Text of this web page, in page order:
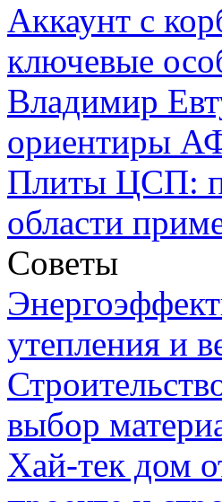
Аккаунт с
ключевые
Владимир
ориентиры
Плиты ЦСП:
области
Советы
утепления и
выбор
Хай-тек дом